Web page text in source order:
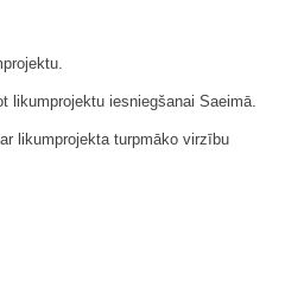
likumprojektu iesniegšanai Saeimā.
likumprojekta turpmāko virzību